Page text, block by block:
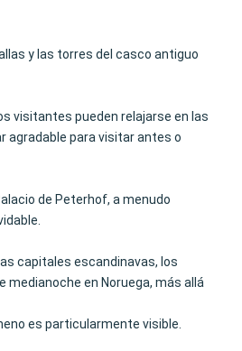
y las torres del casco antiguo
visitantes pueden relajarse en las
agradable para visitar antes o
de Peterhof, a menudo
capitales escandinavas, los
medianoche en Noruega, más allá
es particularmente visible.